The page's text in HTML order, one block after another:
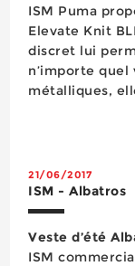
​ISM Puma
Elevate Knit
discret lui
n’importe
métalliques,
la t...
21/06/2017
ISM - Albatros
Veste d’été
ISM